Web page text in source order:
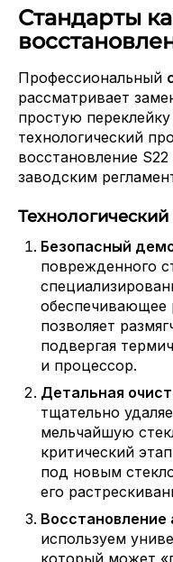
Стандарты
Профессиональный
рассматривает
простую
технологический
восстановление
заводским
Безопасный
поврежденного
обеспечивающее
позволяет
подвергая
и процессор.
Детальная
тщательно
мельчайшую
критический
под новым
его
Восстановление
используем
который может